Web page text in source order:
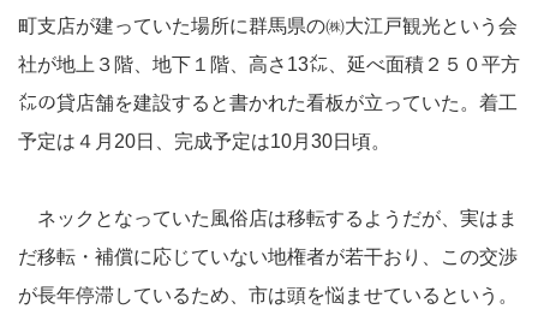
町支店が建っていた場所に群馬県の㈱大江戸観光という会
社が地上３階、地下１階、高さ13㍍、延べ面積２５０平方
㍍の貸店舗を建設すると書かれた看板が立っていた。着工
予定は４月20日、完成予定は10月30日頃。
ネックとなっていた風俗店は移転するようだが、実はま
だ移転・補償に応じていない地権者が若干おり、この交渉
が長年停滞しているため、市は頭を悩ませているという。